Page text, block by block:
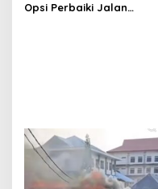
Opsi Perbaiki Jalan